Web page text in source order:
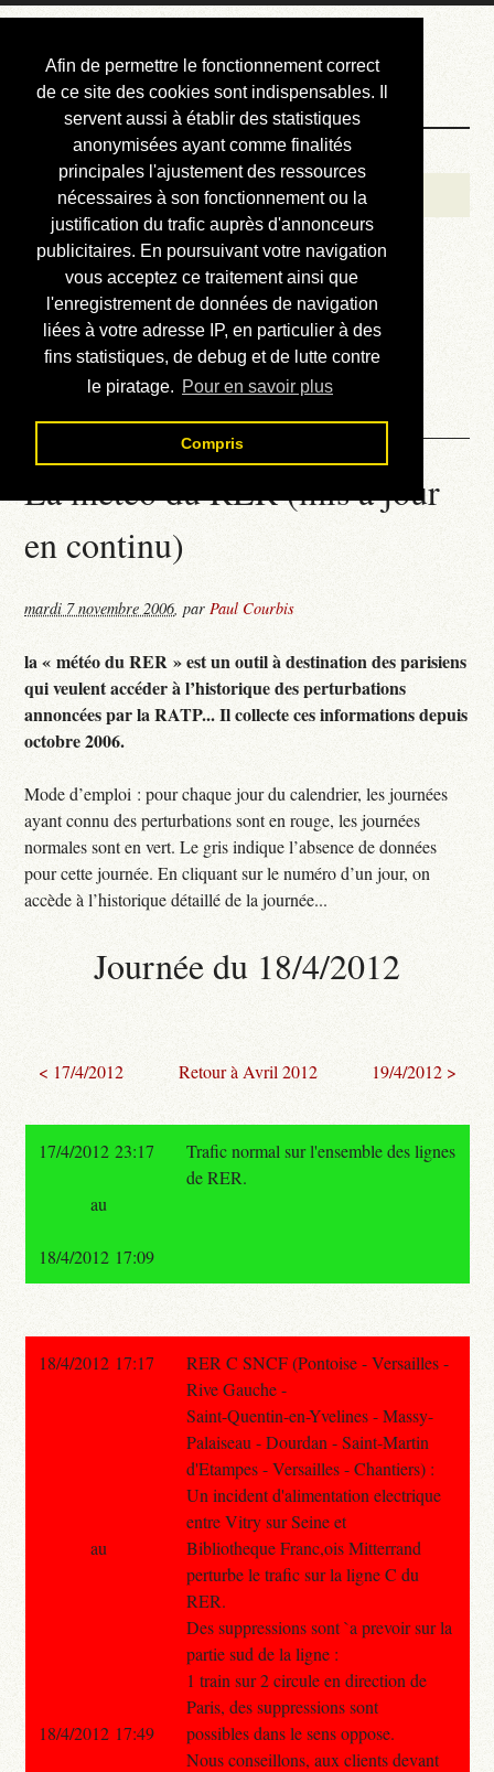
Afin de permettre le fonctionnement correct
de ce site des cookies sont indispensables. Il
servent aussi à établir des statistiques
anonymisées ayant comme finalités
principales l'ajustement des ressources
nécessaires à son fonctionnement ou la
justification du trafic auprès d'annonceurs
publicitaires. En poursuivant votre navigation
vous acceptez ce traitement ainsi que
l'enregistrement de données de navigation
liées à votre adresse IP, en particulier à des
fins statistiques, de debug et de lutte contre
le piratage. Pour en savoir plus
Compris
Courbis, « LE »
Blog Officiel
Bienvenue
Réalisations
Divers (et d’été)
Annonces
Liens externes
Téléchargement
Contact
La météo du RER (mis à jour
en continu)
mardi 7 novembre 2006,parPaul Courbis
la « météo du RER » est un outil à destination des parisiens
qui veulent accéder à l’historique des perturbations
annoncées par la RATP... Il collecte ces informations depuis
octobre 2006.
Mode d’emploi : pour chaque jour du calendrier, les journées
ayant connu des perturbations sont en rouge, les journées
normales sont en vert. Le gris indique l’absence de données
pour cette journée. En cliquant sur le numéro d’un jour, on
accède à l’historique détaillé de la journée...
Journée du 18/4/2012
< 17/4/2012 Retour à Avril 2012 19/4/2012 >
17/4/2012 23:17
Trafic normal sur l'ensemble des lignes
de RER.
au
18/4/2012 17:09
18/4/2012 17:17
RER C SNCF (Pontoise - Versailles -
Rive Gauche -
Saint-Quentin-en-Yvelines - Massy-
Palaiseau - Dourdan - Saint-Martin
d'Etampes - Versailles - Chantiers) :
Un incident d'alimentation electrique
entre Vitry sur Seine et
Bibliotheque Franc,ois Mitterrand
perturbe le trafic sur la ligne C du
RER.
Des suppressions sont `a prevoir sur la
partie sud de la ligne :
1 train sur 2 circule en direction de
Paris, des suppressions sont
possibles dans le sens oppose.
Nous conseillons, aux clients devant
au
18/4/2012 17:49